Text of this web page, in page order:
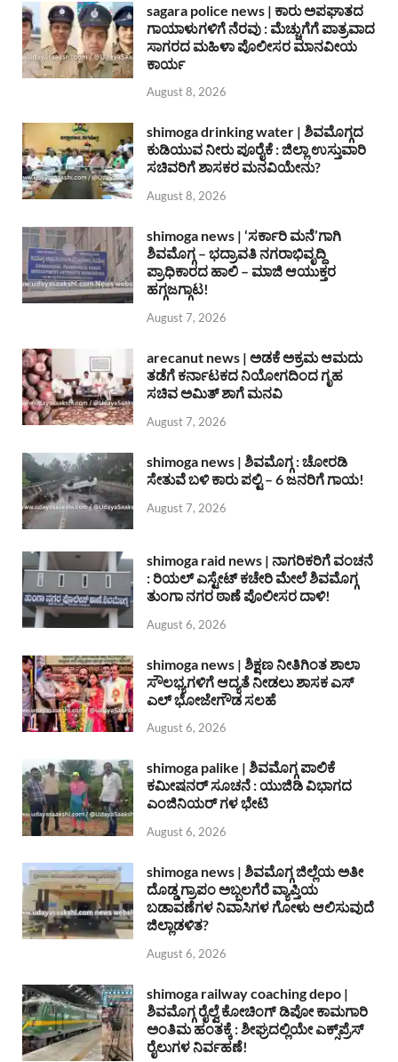
sagara police news | ಕಾರು ಅಪಘಾತದ
ಗಾಯಾಳುಗಳಿಗೆ ನೆರವು : ಮೆಚ್ಚುಗೆಗೆ ಪಾತ್ರವಾದ
ಸಾಗರದ ಮಹಿಳಾ ಪೊಲೀಸರ ಮಾನವೀಯ
ಕಾರ್ಯ
August 8, 2026
shimoga drinking water | ಶಿವಮೊಗ್ಗದ
ಕುಡಿಯುವ ನೀರು ಪೂರೈಕೆ : ಜಿಲ್ಲಾ ಉಸ್ತುವಾರಿ
ಸಚಿವರಿಗೆ ಶಾಸಕರ ಮನವಿಯೇನು?
August 8, 2026
shimoga news | ‘ಸರ್ಕಾರಿ ಮನೆ’ಗಾಗಿ
ಶಿವಮೊಗ್ಗ – ಭದ್ರಾವತಿ ನಗರಾಭಿವೃದ್ದಿ
ಪ್ರಾಧಿಕಾರದ ಹಾಲಿ – ಮಾಜಿ ಆಯುಕ್ತರ
ಹಗ್ಗಜಗ್ಗಾಟ!
August 7, 2026
arecanut news | ಅಡಕೆ ಅಕ್ರಮ ಆಮದು
ತಡೆಗೆ ಕರ್ನಾಟಕದ ನಿಯೋಗದಿಂದ ಗೃಹ
ಸಚಿವ ಅಮಿತ್ ಶಾಗೆ ಮನವಿ
August 7, 2026
shimoga news | ಶಿವಮೊಗ್ಗ : ಚೋರಡಿ
ಸೇತುವೆ ಬಳಿ ಕಾರು ಪಲ್ಟಿ – 6 ಜನರಿಗೆ ಗಾಯ!
August 7, 2026
shimoga raid news | ನಾಗರಿಕರಿಗೆ ವಂಚನೆ
: ರಿಯಲ್ ಎಸ್ಟೇಟ್ ಕಚೇರಿ ಮೇಲೆ ಶಿವಮೊಗ್ಗ
ತುಂಗಾ ನಗರ ಠಾಣೆ ಪೊಲೀಸರ ದಾಳಿ!
August 6, 2026
shimoga news | ಶಿಕ್ಷಣ ನೀತಿಗಿಂತ ಶಾಲಾ
ಸೌಲಭ್ಯಗಳಿಗೆ ಆದ್ಯತೆ ನೀಡಲು ಶಾಸಕ ಎಸ್
ಎಲ್ ಭೋಜೇಗೌಡ ಸಲಹೆ
August 6, 2026
shimoga palike | ಶಿವಮೊಗ್ಗ ಪಾಲಿಕೆ
ಕಮೀಷನರ್ ಸೂಚನೆ : ಯುಜಿಡಿ ವಿಭಾಗದ
ಎಂಜಿನಿಯರ್ ಗಳ ಭೇಟಿ
August 6, 2026
shimoga news | ಶಿವಮೊಗ್ಗ ಜಿಲ್ಲೆಯ ಅತೀ
ದೊಡ್ಡ ಗ್ರಾಪಂ ಅಬ್ಬಲಗೆರೆ ವ್ಯಾಪ್ತಿಯ
ಬಡಾವಣೆಗಳ ನಿವಾಸಿಗಳ ಗೋಳು ಆಲಿಸುವುದೆ
ಜಿಲ್ಲಾಡಳಿತ?
August 6, 2026
shimoga railway coaching depo |
ಶಿವಮೊಗ್ಗ ರೈಲ್ವೆ ಕೋಚಿಂಗ್ ಡಿಪೋ ಕಾಮಗಾರಿ
ಅಂತಿಮ ಹಂತಕ್ಕೆ : ಶೀಘ್ರದಲ್ಲಿಯೇ ಎಕ್ಸ್‌ಪ್ರೆಸ್
ರೈಲುಗಳ ನಿರ್ವಹಣೆ!